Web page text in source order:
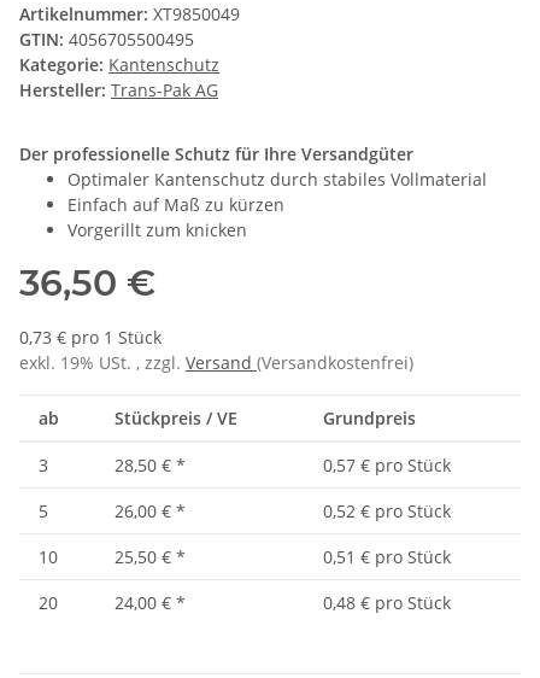
Artikelnummer: XT9850049
GTIN: 4056705500495
Kategorie: Kantenschutz
Hersteller: Trans-Pak AG
Der professionelle Schutz für Ihre Versandgüter
Optimaler Kantenschutz durch stabiles Vollmaterial
Einfach auf Maß zu kürzen
Vorgerillt zum knicken
36,50 €
0,73 € pro 1 Stück
exkl. 19% USt. , zzgl. Versand (Versandkostenfrei)
ab Stückpreis / VE Grundpreis
3 28,50 € *
0,57 € pro Stück
5
26,00 € *
0,52 € pro Stück
10
25,50 € *
0,51 € pro Stück
20
24,00 € * 0,48 € pro Stück